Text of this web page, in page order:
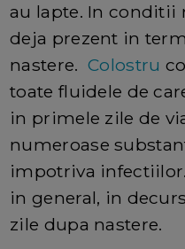
au lapte. In conditii
deja prezent in
nastere.Colostru
toate fluidele de
in primele zile de
numeroase
impotriva
in general, in
zile dupa nastere.